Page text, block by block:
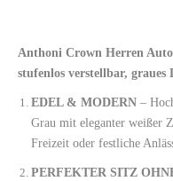
Anthoni Crown Herren
stufenlos verstellbar,
EDEL & MODERN –
Grau mit eleganter weißer
Freizeit oder festliche
PERFEKTER SITZ